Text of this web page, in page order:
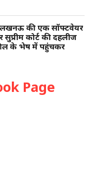
लखनऊ की एक सॉफ्टवेयर
कोर्ट की दहलीज
के भेष में पहुंचकर
Page